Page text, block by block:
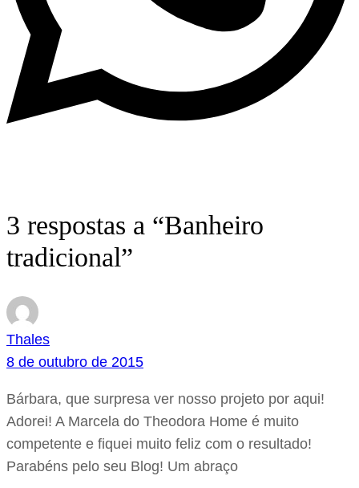
3 respostas a “Banheiro
tradicional”
Thales
8 de outubro de 2015
Bárbara, que surpresa ver nosso projeto por aqui!
Adorei! A Marcela do Theodora Home é muito
competente e fiquei muito feliz com o resultado!
Parabéns pelo seu Blog! Um abraço